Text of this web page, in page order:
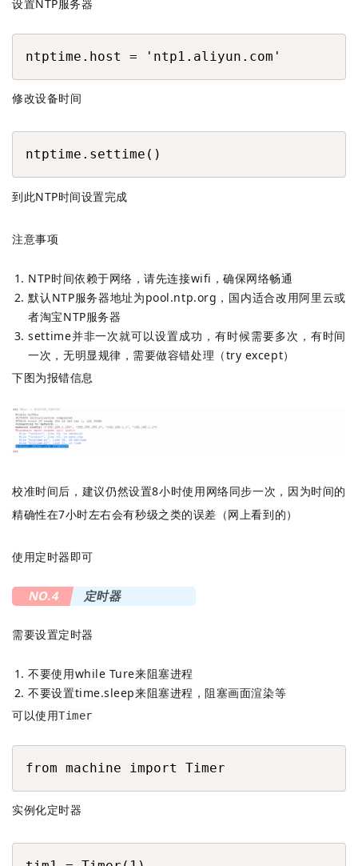
设置NTP服务器
ntptime.host = 'ntp1.aliyun.com'
修改设备时间
ntptime.settime()
到此NTP时间设置完成
注意事项
NTP时间依赖于网络，请先连接wifi，确保网络畅通
默认NTP服务器地址为pool.ntp.org，国内适合改用阿里云或
者淘宝NTP服务器
settime并非一次就可以设置成功，有时候需要多次，有时间
一次，无明显规律，需要做容错处理（try except）
下图为报错信息
校准时间后，建议仍然设置8小时使用网络同步一次，因为时间的
精确性在7小时左右会有秒级之类的误差（网上看到的）
使用定时器即可
NO.4 定时器
需要设置定时器
不要使用while Ture来阻塞进程
不要设置time.sleep来阻塞进程，阻塞画面渲染等
可以使用Timer
from machine import Timer
实例化定时器